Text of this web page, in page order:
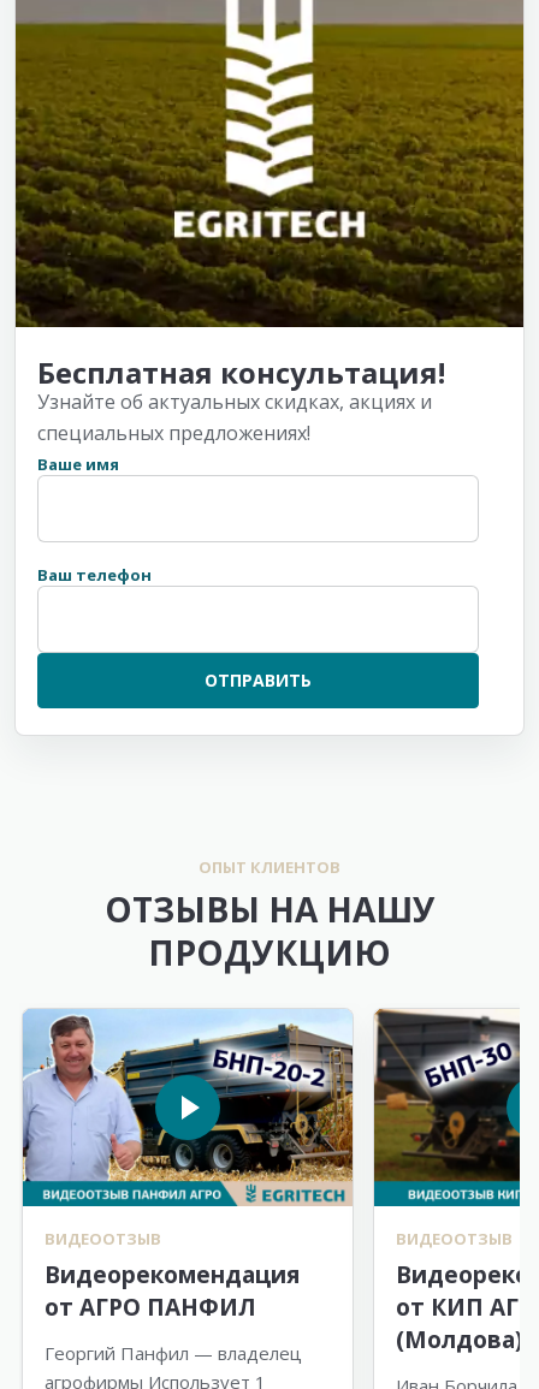
Бесплатная консультация!
Узнайте об актуальных скидках, акциях и
специальных предложениях!
Ваше имя
Ваш телефон
ОПЫТ КЛИЕНТОВ
ОТЗЫВЫ НА НАШУ
ПРОДУКЦИЮ
ВИДЕООТЗЫВ
Видеорекомендация
от АГРО ПАНФИЛ
Георгий Панфил — владелец
агрофирмы Использует 1
ВИДЕООТЗЫВ
от КИП
(Молдова)